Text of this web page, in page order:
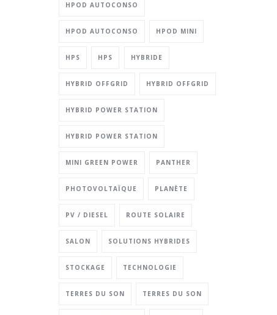
HPOD AUTOCONSO
HPOD AUTOCONSO HPOD MINI
HPS HPS HYBRIDE
HYBRID OFFGRID HYBRID OFFGRID
HYBRID POWER STATION
HYBRID POWER STATION
MINI GREEN POWER PANTHER
PHOTOVOLTAÏQUE PLANÈTE
PV / DIESEL ROUTE SOLAIRE
SALON SOLUTIONS HYBRIDES
STOCKAGE TECHNOLOGIE
TERRES DU SON TERRES DU SON